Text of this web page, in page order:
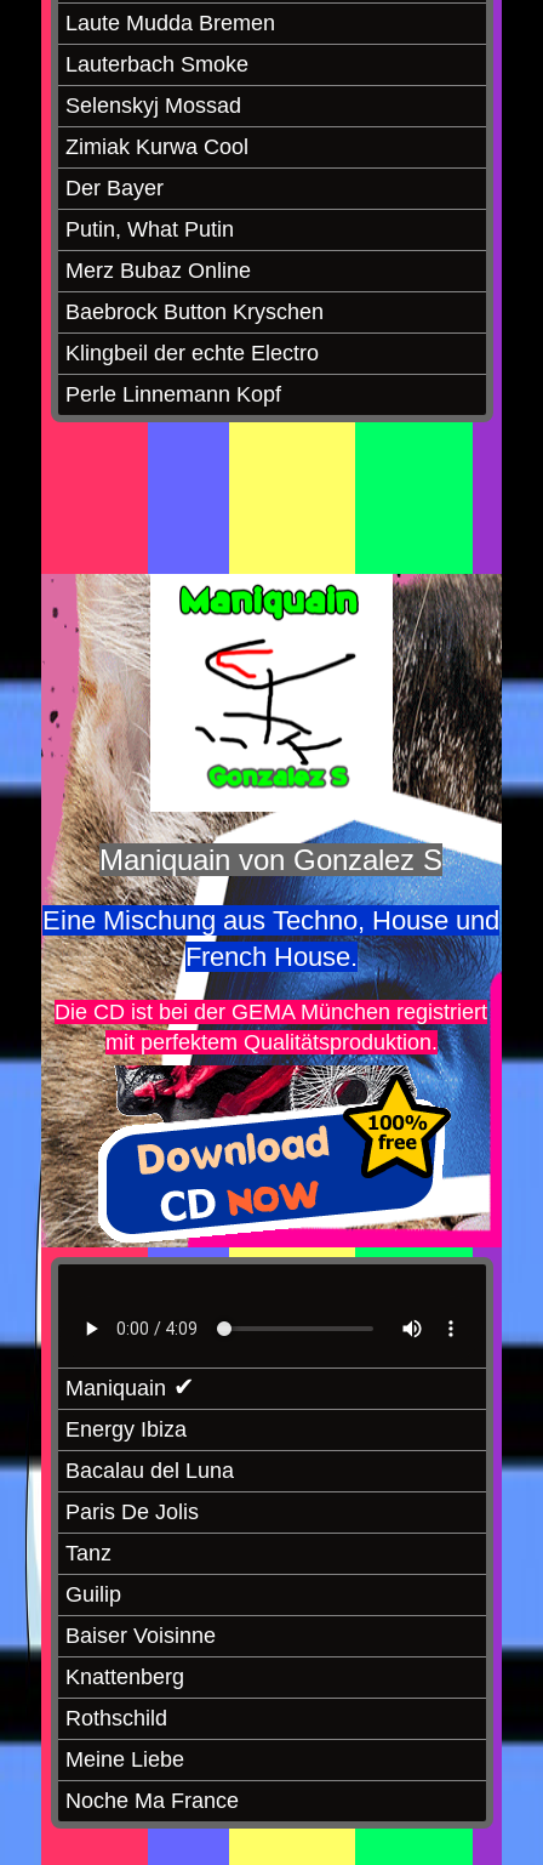
Maniquain von Gonzalez S
Eine Mischung aus Techno, House und
French House.
Die CD ist bei der GEMA München registriert
mit perfektem Qualitätsproduktion.